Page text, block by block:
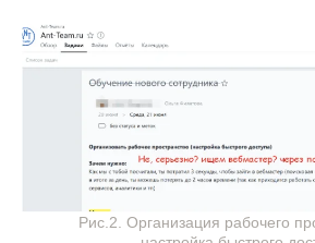
Рис.2. Организация рабочего